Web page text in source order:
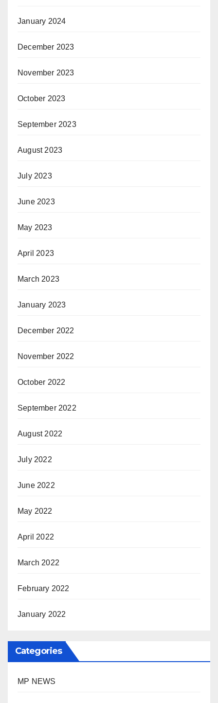
January 2024
December 2023
November 2023
October 2023
September 2023
August 2023
July 2023
June 2023
May 2023
April 2023
March 2023
January 2023
December 2022
November 2022
October 2022
September 2022
August 2022
July 2022
June 2022
May 2022
April 2022
March 2022
February 2022
January 2022
Categories
MP NEWS